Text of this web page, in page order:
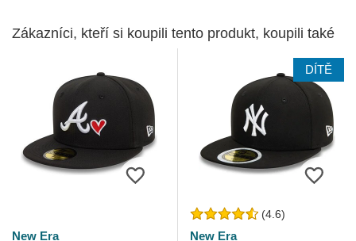
Zákazníci, kteří si koupili tento produkt, koupili také
New Era
DÍTĚ
(4.6)
New Era